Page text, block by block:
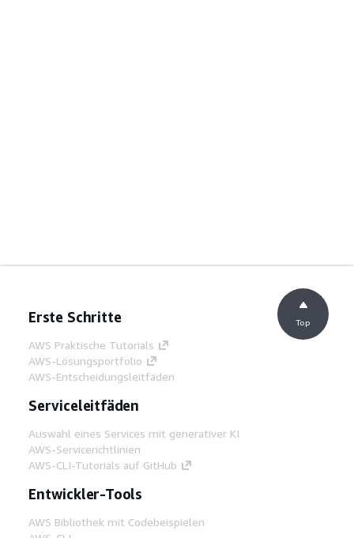
Erste Schritte
AWS Praktische Tutorials
AWS-Lösungsportfolio
AWS-Entscheidungsleitfäden
Serviceleitfäden
Auswahl eines Services mit generativer KI
AWS-Servicerichtlinien
AWS-CLI-Tutorials auf GitHub
Entwickler-Tools
AWS Bibliothek mit Codebeispielen
Top